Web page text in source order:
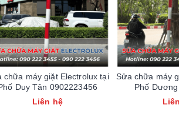
Điện Tử Điện Lạnh Bách Khoaluôn
Hitachi (cả hàng xuất và hàng nội địa
mác rõ ràng, tuổi thọ cao.
phát sinh chi phí vô lý.
vực Tây Hồ, Cầu Giấy, Ba Đình... kỹ thuật
chữa máy giặt Electrolux tại
Duy Tân 0902223456
Liên hệ
Sửa chữa máy
Phố